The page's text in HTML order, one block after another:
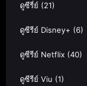
ดูซีรี่ย์ (21)
ดูซีรีย์ Disney+ (6)
ดูซีรีย์ Netflix (40)
ดูซีรีย์ Viu (1)